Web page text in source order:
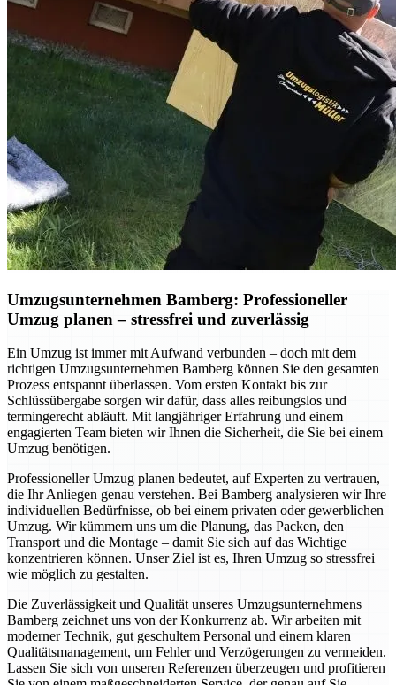
Umzugsunternehmen Bamberg: Professioneller
Umzug planen – stressfrei und zuverlässig
Ein Umzug ist immer mit Aufwand verbunden – doch mit dem
richtigen Umzugsunternehmen Bamberg können Sie den gesamten
Prozess entspannt überlassen. Vom ersten Kontakt bis zur
Schlüssübergabe sorgen wir dafür, dass alles reibungslos und
termingerecht abläuft. Mit langjähriger Erfahrung und einem
engagierten Team bieten wir Ihnen die Sicherheit, die Sie bei einem
Umzug benötigen.
Professioneller Umzug planen bedeutet, auf Experten zu vertrauen,
die Ihr Anliegen genau verstehen. Bei Bamberg analysieren wir Ihre
individuellen Bedürfnisse, ob bei einem privaten oder gewerblichen
Umzug. Wir kümmern uns um die Planung, das Packen, den
Transport und die Montage – damit Sie sich auf das Wichtige
konzentrieren können. Unser Ziel ist es, Ihren Umzug so stressfrei
wie möglich zu gestalten.
Die Zuverlässigkeit und Qualität unseres Umzugsunternehmens
Bamberg zeichnet uns von der Konkurrenz ab. Wir arbeiten mit
moderner Technik, gut geschultem Personal und einem klaren
Qualitätsmanagement, um Fehler und Verzögerungen zu vermeiden.
Lassen Sie sich von unseren Referenzen überzeugen und profitieren